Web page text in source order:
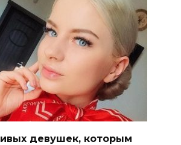
девушек, которым